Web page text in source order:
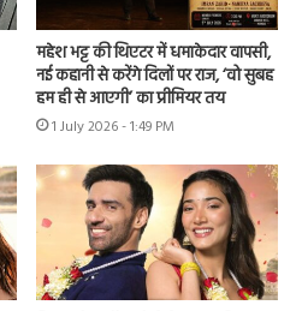
महेश भट्ट की थिएटर में धमाकेदार वापसी,
नई कहानी से करेंगे दिलों पर राज, ‘वो सुबह
हम ही से आएगी’ का प्रीमियर तय
1 July 2026 - 1:49 PM